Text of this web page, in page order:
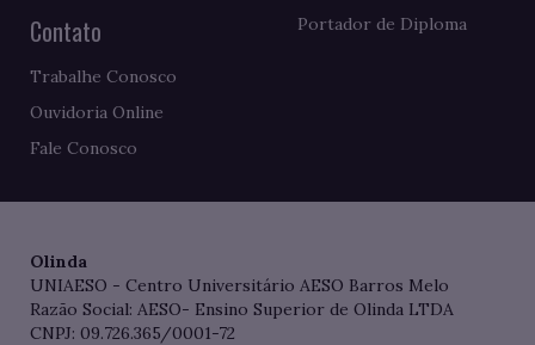
Contato
Trabalhe Conosco
Ouvidoria Online
Fale Conosco
Portador de Diploma
Olinda
UNIAESO - Centro Universitário AESO Barros Melo
Razão Social: AESO- Ensino Superior de Olinda LTDA
CNPJ: 09.726.365/0001-72